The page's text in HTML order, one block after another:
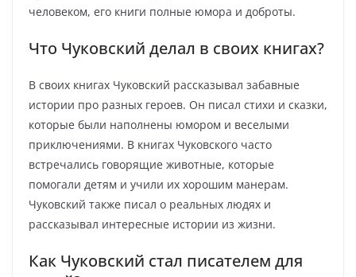
человеком, его книги полные юмора и доброты.
Что Чуковский делал в своих книгах?
В своих книгах Чуковский рассказывал забавные
истории про разных героев. Он писал стихи и сказки,
которые были наполнены юмором и веселыми
приключениями. В книгах Чуковского часто
встречались говорящие животные, которые
помогали детям и учили их хорошим манерам.
Чуковский также писал о реальных людях и
рассказывал интересные истории из жизни.
Как Чуковский стал писателем для